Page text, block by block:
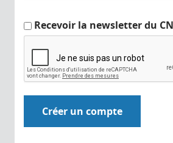
Recevoir la newsletter du